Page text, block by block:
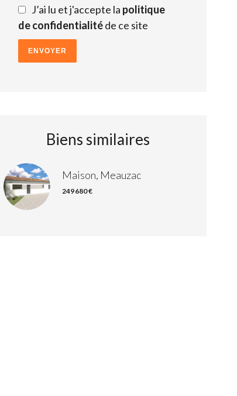
J’ai lu et j'accepte la politique
de confidentialitéde ce site
ENVOYER
Biens similaires
Maison, Meauzac
249 680 €